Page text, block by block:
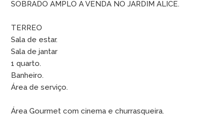
SOBRADO AMPLO A VENDA NO JARDIM ALICE.
TERREO
Sala de estar.
Sala de jantar
1 quarto.
Banheiro.
Área de serviço.
Área Gourmet com cinema e churrasqueira.